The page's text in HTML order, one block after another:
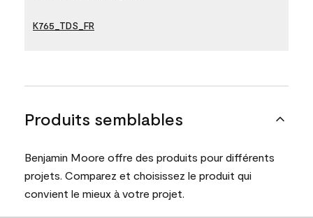
K765_TDS_FR
Produits semblables
Benjamin Moore offre des produits pour différents
projets. Comparez et choisissez le produit qui
convient le mieux à votre projet.